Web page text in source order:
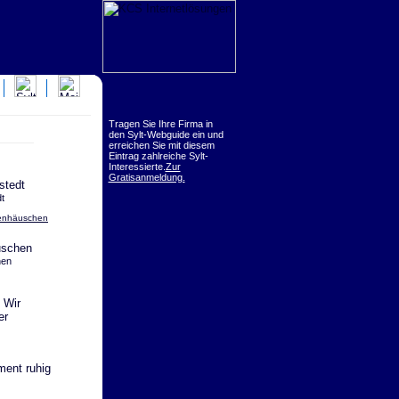
Wir
ruhig
Tragen Sie Ihre Firma in
den Sylt-Webguide ein und
erreichen Sie mit diesem
Eintrag zahlreiche Sylt-
Interessierte. Zur
Gratisanmeldung.